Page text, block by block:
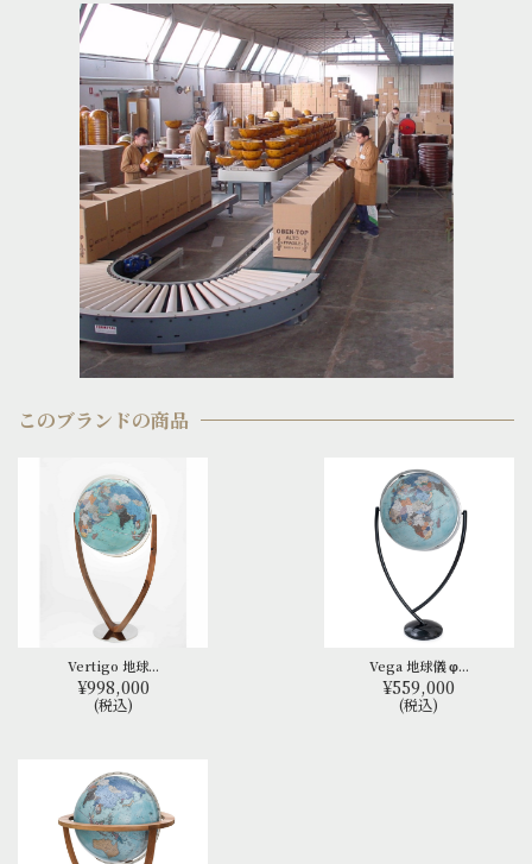
このブランドの商品
Vertigo 地球...
¥998,000
(税込)
Vega 地球儀 φ...
¥559,000
(税込)